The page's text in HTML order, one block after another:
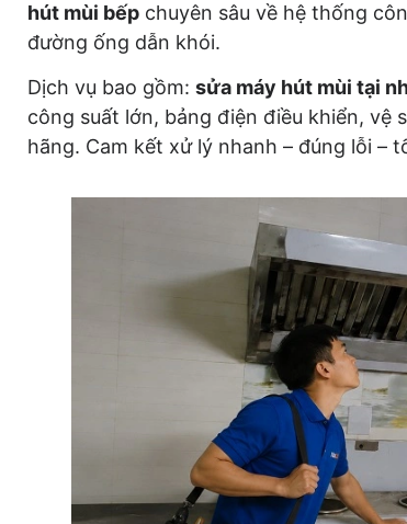
hút mùi bếp chuyên sâu về hệ thống
đường ống dẫn khói.
Dịch vụ bao gồm: sửa máy hút mùi tại
công suất lớn, bảng điện điều khiển, vệ
hãng. Cam kết xử lý nhanh – đúng lỗi –